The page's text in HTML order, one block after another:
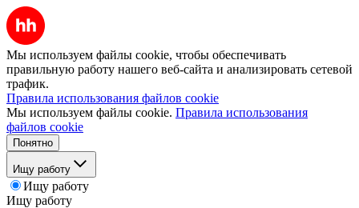
Мы используем файлы cookie, чтобы обеспечивать
правильную работу нашего веб-сайта и анализировать сетевой
трафик.
Правила использования файлов cookie
Мы используем файлы cookie. Правила использования
файлов cookie
Понятно
Ищу работу
Ищу работу
Ищу работу